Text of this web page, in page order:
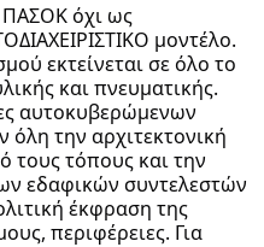
ΠΑΣΟΚ όχι ως
μοντέλο.
εκτείνεται σε όλο το
και πνευματικής.
αυτοκυβερώμενων
την αρχιτεκτονική
τους τόπους και την
εδαφικών συντελεστών
έκφραση της
περιφέρειες. Για